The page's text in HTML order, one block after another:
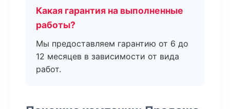
Какая гарантия на выполненные
работы?
Мы предоставляем гарантию от 6 до
12 месяцев в зависимости от вида
работ.